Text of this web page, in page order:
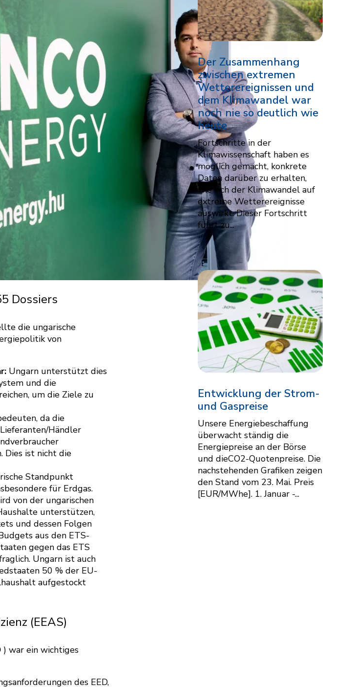
Dossiers
die ungarische
von
Ungarn unterstützt dies
und die
um die Ziele zu
da die
Händler
Dies ist nicht die
Standpunkt
für Erdgas.
von der ungarischen
unterstützen,
und dessen Folgen
aus den ETS-
gegen das ETS
Ungarn ist auch
50 % der EU-
aufgestockt
(EEAS)
) war ein wichtiges
des EED,
Der Zusammenhang
zwischen extremen
Wetterereignissen und
dem Klimawandel war
noch nie so deutlich wie
heute
Fortschritte in der
Klimawissenschaft haben es
möglich gemacht, konkrete
Daten darüber zu erhalten,
wie sich der Klimawandel auf
extreme Wetterereignisse
auswirkt. Dieser Fortschritt
führt zu...
Entwicklung der Strom-
und Gaspreise
Unsere Energiebeschaffung
überwacht ständig die
Energiepreise an der Börse
und dieCO2-Quotenpreise. Die
nachstehenden Grafiken zeigen
den Stand vom 23. Mai. Preis
[EUR/MWhe]. 1. Januar -...